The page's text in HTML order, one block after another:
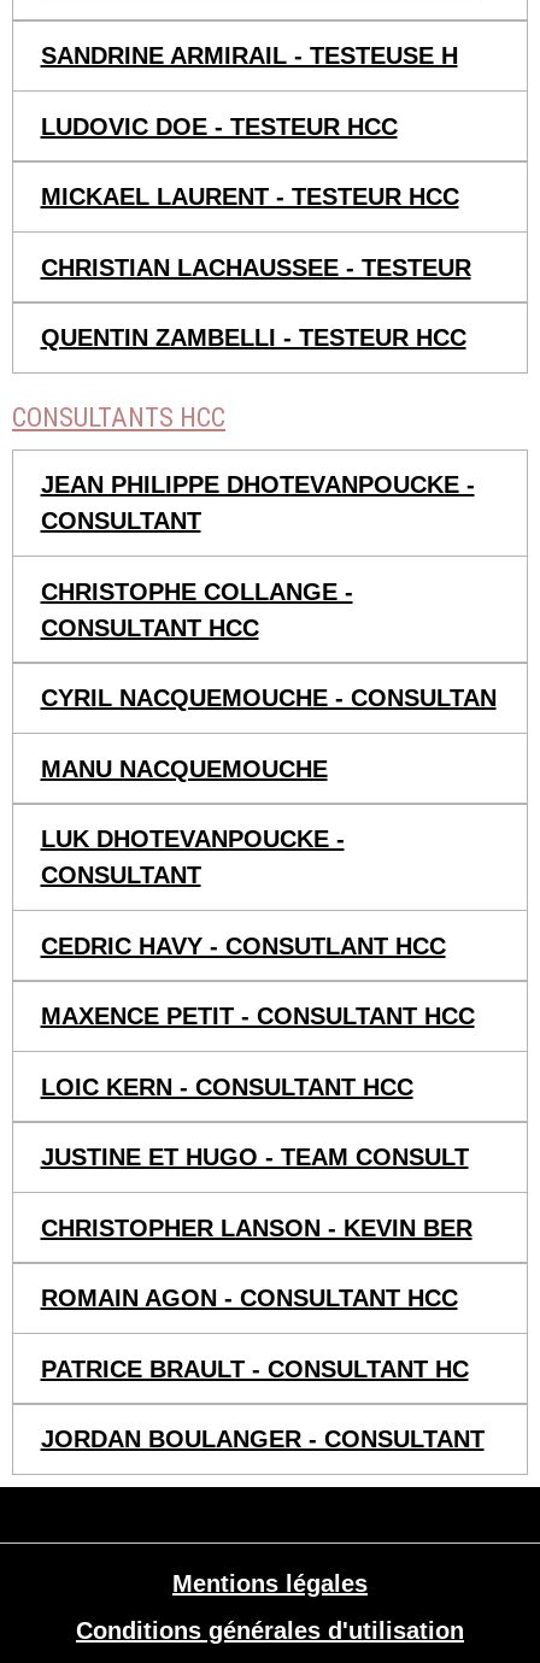
SANDRINE ARMIRAIL - TESTEUSE H
LUDOVIC DOE - TESTEUR HCC
MICKAEL LAURENT - TESTEUR HCC
CHRISTIAN LACHAUSSEE - TESTEUR
QUENTIN ZAMBELLI - TESTEUR HCC
CONSULTANTS HCC
JEAN PHILIPPE DHOTEVANPOUCKE -
CONSULTANT
CHRISTOPHE COLLANGE -
CONSULTANT HCC
CYRIL NACQUEMOUCHE - CONSULTAN
MANU NACQUEMOUCHE
LUK DHOTEVANPOUCKE -
CONSULTANT
CEDRIC HAVY - CONSUTLANT HCC
MAXENCE PETIT - CONSULTANT HCC
LOIC KERN - CONSULTANT HCC
JUSTINE ET HUGO - TEAM CONSULT
CHRISTOPHER LANSON - KEVIN BER
ROMAIN AGON - CONSULTANT HCC
PATRICE BRAULT - CONSULTANT HC
JORDAN BOULANGER - CONSULTANT
Mentions légales
Conditions générales d'utilisation